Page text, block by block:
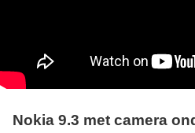
Nokia 9.3 met camera